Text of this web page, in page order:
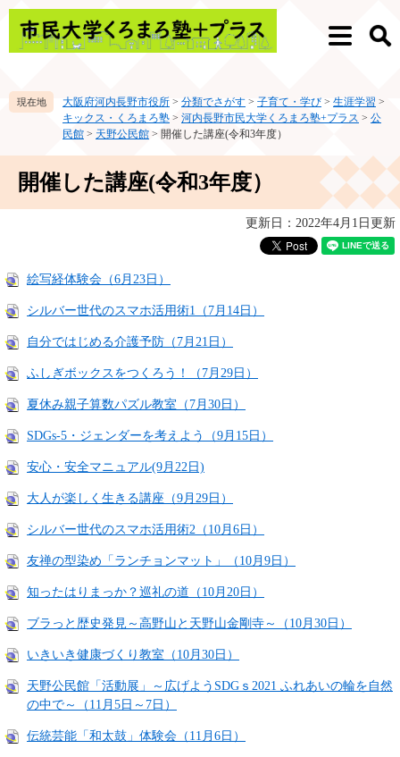
ペ
メ
て
メ
検
大阪府河内長野市役所 > 分類でさがす > 子育て・学び > 生涯学習 >
キックス・くろまろ塾 > 河内長野市民大学くろまろ塾+プラス > 公
民館 > 天野公民館 > 開催した講座(令和3年度）
開催した講座(令和3年度）
更新日：2022年4月1日更新
絵写経体験会（6月23日）
シルバー世代のスマホ活用術1（7月14日）
自分ではじめる介護予防（7月21日）
ふしぎボックスをつくろう！（7月29日）
夏休み親子算数パズル教室（7月30日）
SDGs-5・ジェンダーを考えよう（9月15日）
安心・安全マニュアル(9月22日)
大人が楽しく生きる講座（9月29日）
シルバー世代のスマホ活用術2（10月6日）
友禅の型染め「ランチョンマット」（10月9日）
知ったはりまっか？巡礼の道（10月20日）
ブラっと歴史発見～高野山と天野山金剛寺～（10月30日）
いきいき健康づくり教室（10月30日）
天野公民館「活動展」～広げようSDGｓ2021 ふれあいの輪を自然
の中で～（11月5日～7日）
伝統芸能「和太鼓」体験会（11月6日）